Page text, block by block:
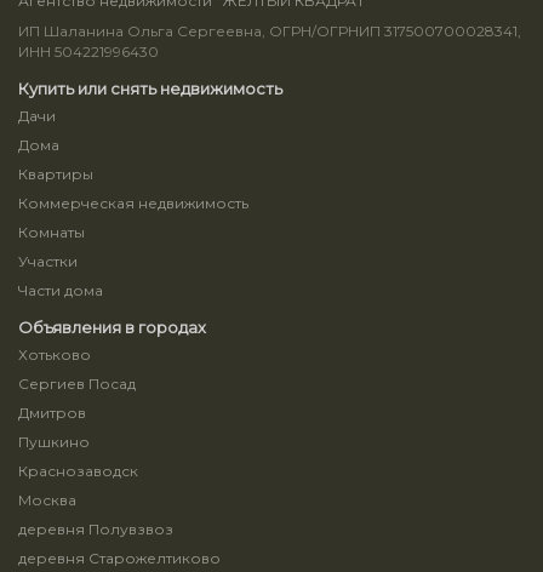
ИП Шаланина Ольга Сергеевна, ОГРН/ОГРНИП 317500700028341,
ИНН 504221996430
Купить или снять недвижимость
Дачи
Дома
Квартиры
Коммерческая недвижимость
Комнаты
Участки
Части дома
Объявления в городах
Хотьково
Сергиев Посад
Дмитров
Пушкино
Краснозаводск
Москва
деревня Полувзвоз
деревня Старожелтиково